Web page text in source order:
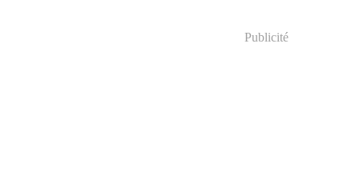
Publicité